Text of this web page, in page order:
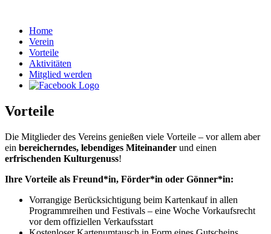
Home
Verein
Vorteile
Aktivitäten
Mitglied werden
Vorteile
Die Mitglieder des Vereins genießen viele Vorteile – vor allem aber
ein bereicherndes, lebendiges Miteinander und einen
erfrischenden Kulturgenuss!
Ihre Vorteile als Freund*in, Förder*in oder Gönner*in:
Vorrangige Berücksichtigung beim Kartenkauf in allen
Programmreihen und Festivals – eine Woche Vorkaufsrecht
vor dem offiziellen Verkaufsstart